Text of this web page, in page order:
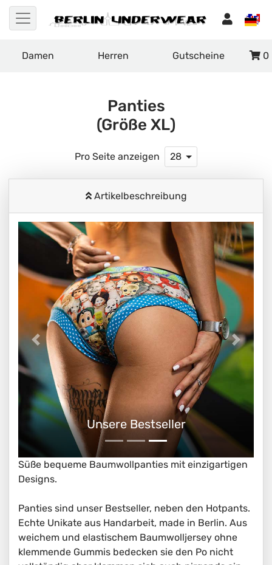
Damen Herren Gutscheine 0
Panties
(Größe XL)
Pro Seite anzeigen 28
Artikelbeschreibung
Unsere Bestseller
Süße bequeme Baumwollpanties mit einzigartigen
Designs.
Panties sind unser Bestseller, neben den Hotpants.
Echte Unikate aus Handarbeit, made in Berlin. Aus
weichem und elastischem Baumwolljersey ohne
klemmende Gummis bedecken sie den Po nicht